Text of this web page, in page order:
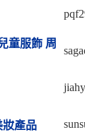
童服飾 周
妝產品